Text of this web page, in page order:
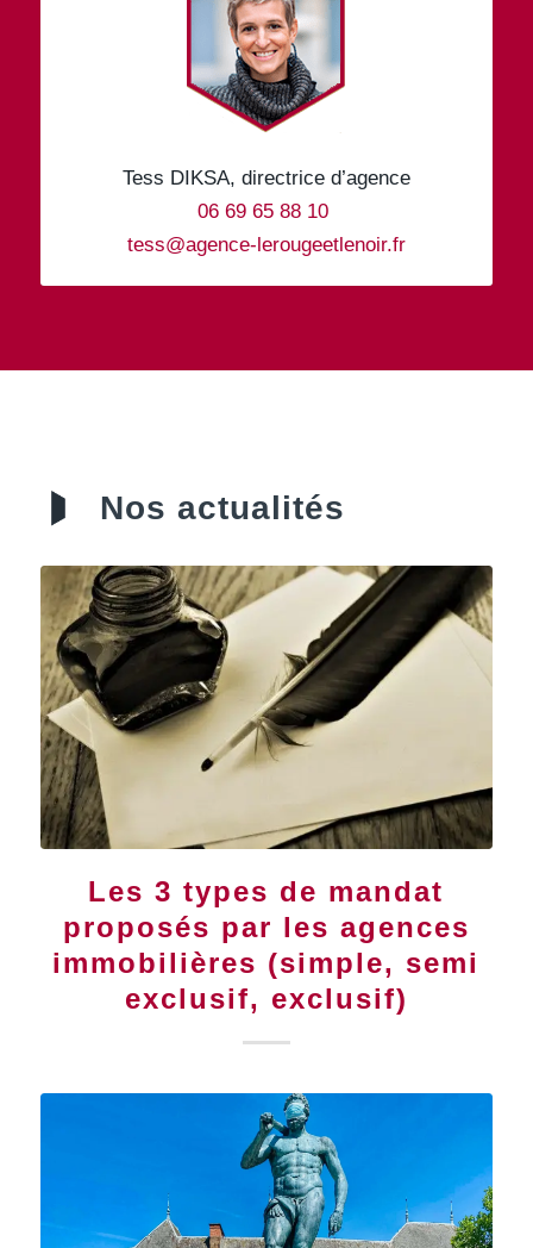
Tess DIKSA, directrice d’agence
06 69 65 88 10
tess@agence-lerougeetlenoir.fr
Nos actualités
Les 3 types de mandat
proposés par les agences
immobilières (simple, semi
exclusif, exclusif)